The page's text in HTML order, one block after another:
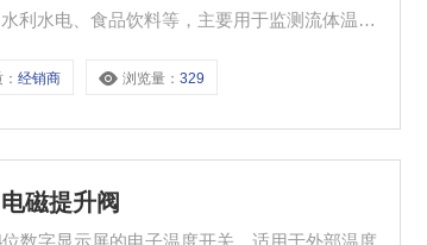
利水电、食品饮料等，主要用于监测流体温
：经销商 浏览量：329
磁提升阀
数字显示屏的电子温度开关，适用于外部温度